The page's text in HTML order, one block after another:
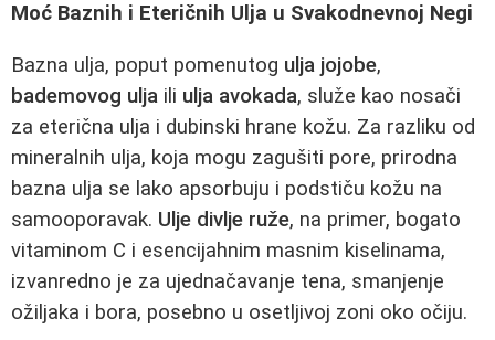
Moć Baznih i Eteričnih Ulja u Svakodnevnoj Negi
Bazna ulja, poput pomenutog ulja jojobe,
bademovog ulja ili ulja avokada, služe kao nosači
za eterična ulja i dubinski hrane kožu. Za razliku od
mineralnih ulja, koja mogu zagušiti pore, prirodna
bazna ulja se lako apsorbuju i podstiču kožu na
samooporavak. Ulje divlje ruže, na primer, bogato
vitaminom C i esencijahnim masnim kiselinama,
izvanredno je za ujednačavanje tena, smanjenje
ožiljaka i bora, posebno u osetljivoj zoni oko očiju.